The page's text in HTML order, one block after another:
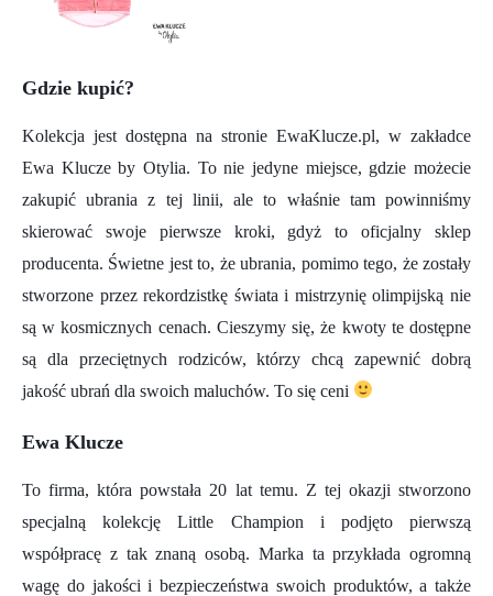
Gdzie kupić?
Kolekcja jest dostępna na stronie EwaKlucze.pl, w zakładce
Ewa Klucze by Otylia. To nie jedyne miejsce, gdzie możecie
zakupić ubrania z tej linii, ale to właśnie tam powinniśmy
skierować swoje pierwsze kroki, gdyż to oficjalny sklep
producenta. Świetne jest to, że ubrania, pomimo tego, że zostały
stworzone przez rekordzistkę świata i mistrzynię olimpijską nie
są w kosmicznych cenach. Cieszymy się, że kwoty te dostępne
są dla przeciętnych rodziców, którzy chcą zapewnić dobrą
jakość ubrań dla swoich maluchów. To się ceni
Ewa Klucze
To firma, która powstała 20 lat temu. Z tej okazji stworzono
specjalną kolekcję Little Champion i podjęto pierwszą
współpracę z tak znaną osobą. Marka ta przykłada ogromną
wagę do jakości i bezpieczeństwa swoich produktów, a także